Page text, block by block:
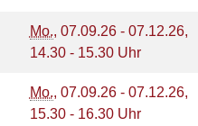
Mo., 07.09.26 - 07.12.26,
14.30 - 15.30 Uhr
Mo., 07.09.26 - 07.12.26,
15.30 - 16.30 Uhr